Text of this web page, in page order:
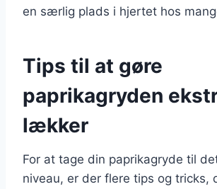
en særlig plads i hjertet hos
Tips til at gøre
paprikagryden
lækker
For at tage din paprikagryde til
niveau, er der flere tips og tricks,